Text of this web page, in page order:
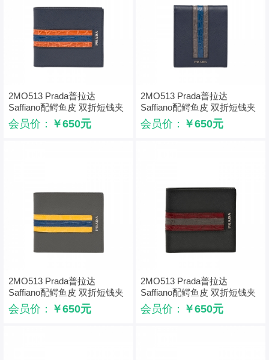
2MO513 Prada普拉达
Saffiano配鳄鱼皮 双折短钱夹
橙拼蓝
会员价： ￥650元
2MO513 Prada普拉达
Saffiano配鳄鱼皮 双折短钱夹
海蓝拼灰
会员价： ￥650元
2MO513 Prada普拉达
Saffiano配鳄鱼皮 双折短钱夹
黄拼蓝
会员价： ￥650元
2MO513 Prada普拉达
Saffiano配鳄鱼皮 双折短钱夹
枣红拼灰
会员价： ￥650元